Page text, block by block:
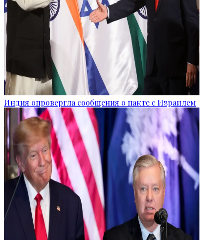
Индия опровергла сообщения о пакте с Израилем